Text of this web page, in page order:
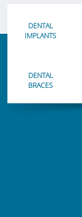
DENTAL
IMPLANTS
DENTAL
BRACES